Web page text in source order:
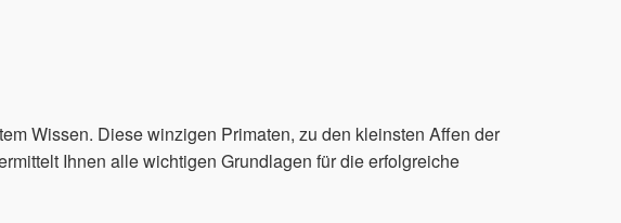
Wissen. Diese winzigen Primaten, zu den kleinsten Affen der
Ihnen alle wichtigen Grundlagen für die erfolgreiche